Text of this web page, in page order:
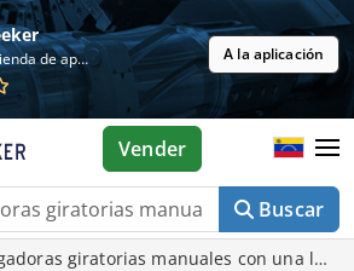
Gratis en la tienda de aplicaciones A la aplicación
Buscar
Vender
giratorias manuales con una